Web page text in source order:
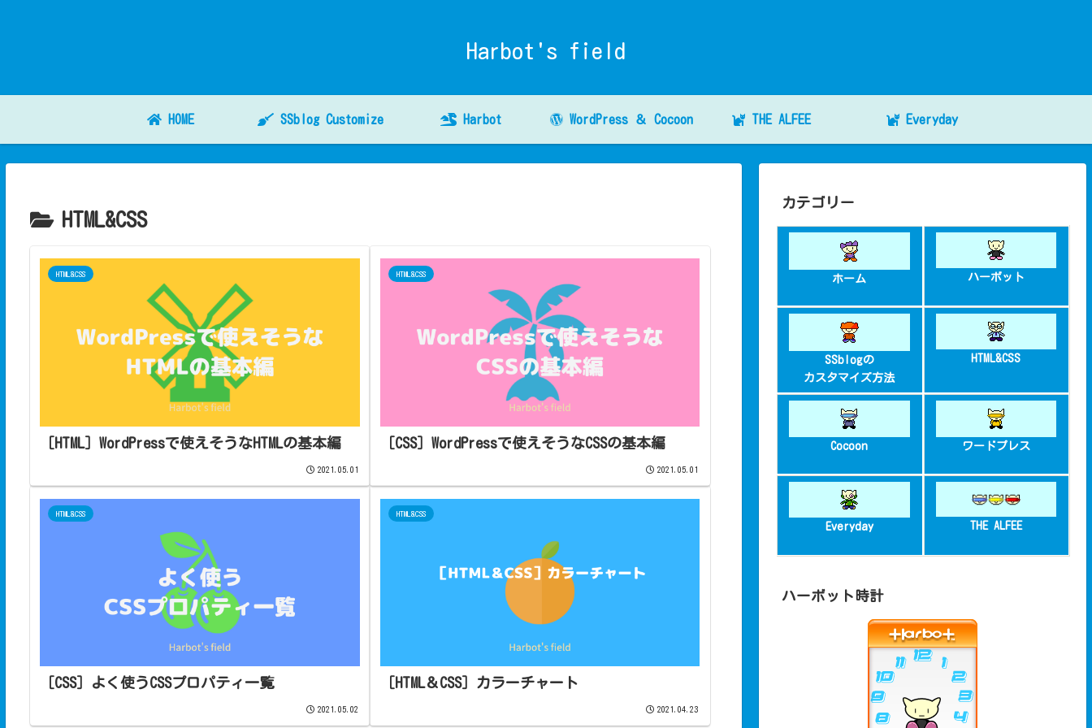
Harbot's field
HOME SSblog Customize Harbot WordPress ＆ Cocoon THE ALFEE Everyday
HTML&CSS
HTML&CSS
［HTML］WordPressで使えそうなHTMLの基本編
2021.05.01
HTML&CSS
［CSS］WordPressで使えそうなCSSの基本編
2021.05.01
HTML&CSS
［CSS］よく使うCSSプロパティ一覧
2021.05.02
HTML&CSS
［HTML＆CSS］カラーチャート
2021.04.23
カテゴリー
ホーム ハーボット
SSblogの
カスタマイズ方法
HTML&CSS
Cocoon ワードプレス
Everyday THE ALFEE
ハーボット時計